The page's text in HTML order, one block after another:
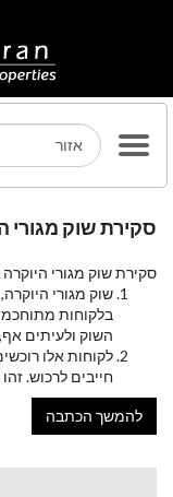
סקירת שוק מגורי
סקירת שוק מגורי
שוק מגורי
בלקוחות
השוק ולעיתים
לקוחות אלו
חייבים לרכוש.
להמשך הכתבה